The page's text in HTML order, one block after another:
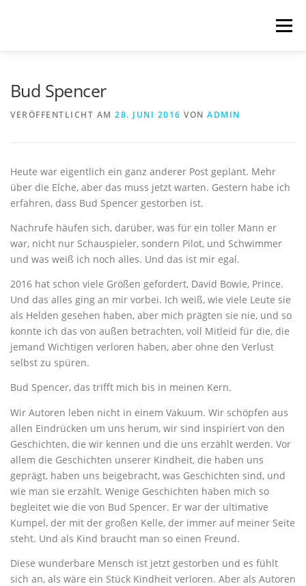
Menü
ÜBER MICH IMPRESSUM & DATENSCHUTZ
Bud Spencer
VERÖFFENTLICHT AM 28. JUNI 2016 VON ADMIN
Heute war eigentlich ein ganz anderer Post geplant. Mehr
über die Elche, aber das muss jetzt warten. Gestern habe ich
erfahren, dass Bud Spencer gestorben ist.
Nachrufe häufen sich, darüber, was für ein toller Mann er
war, nicht nur Schauspieler, sondern Pilot, und Schwimmer
und was weiß ich noch alles. Und das ist mir egal.
2016 hat schon viele Größen gefordert, David Bowie, Prince.
Und das alles ging an mir vorbei. Ich weiß, wie viele Leute sie
als Helden gesehen haben, aber mich prägten sie nie, und so
konnte ich das von außen betrachten, voll Mitleid für die, die
jemand Wichtigen verloren haben, aber ohne den Verlust
selbst zu spüren.
Bud Spencer, das trifft mich bis in meinen Kern.
Wir Autoren leben nicht in einem Vakuum. Wir schöpfen aus
allen Eindrücken um uns herum, wir sind inspiriert von den
Geschichten, die wir kennen und die uns erzählt werden. Vor
allem die Geschichten unserer Kindheit, die haben uns
geprägt, haben uns beigebracht, was Geschichten sind, und
wie man sie erzählt. Wenige Geschichten haben mich so
begleitet wie die von Bud Spencer. Er war der ultimative
Kumpel, der mit der großen Kelle, der immer auf meiner Seite
steht. Und als Kind braucht man so einen Freund.
Diese wunderbare Mensch ist jetzt gestorben und es fühlt
sich an, als wäre ein Stück Kindheit verloren. Aber als Autoren